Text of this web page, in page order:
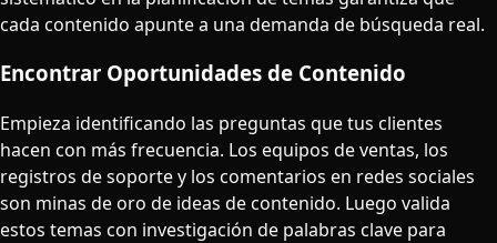
cada contenido apunte a una demanda de búsqueda real.
Encontrar Oportunidades de Contenido
Empieza identificando las preguntas que tus clientes
hacen con más frecuencia. Los equipos de ventas, los
registros de soporte y los comentarios en redes sociales
son minas de oro de ideas de contenido. Luego valida
estos temas con investigación de palabras clave para